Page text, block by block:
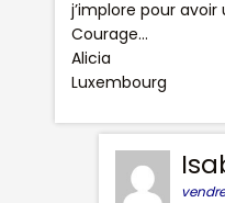
j’implore pour
Courage…
Alicia
Luxembourg